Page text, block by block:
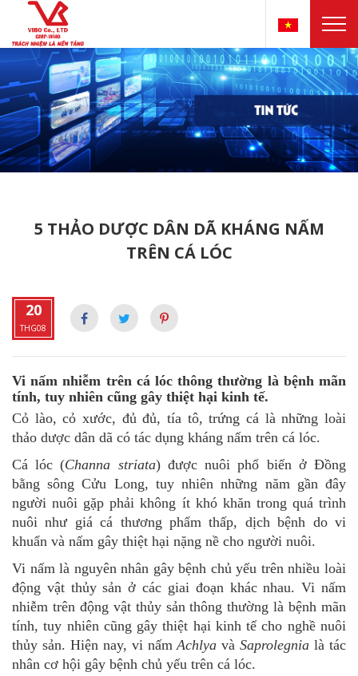
5 THẢO DƯỢC DÂN DÃ KHÁNG NẤM
TRÊN CÁ LÓC
20
THG08
Vi nấm nhiễm trên cá lóc thông thường là bệnh mãn
tính, tuy nhiên cũng gây thiệt hại kinh tế.
Cỏ lào, cỏ xước, đủ đủ, tía tô, trứng cá là những loài
thảo dược dân dã có tác dụng kháng nấm trên cá lóc.
Cá lóc (Channa striata) được nuôi phổ biến ở Đồng
bằng sông Cửu Long, tuy nhiên những năm gần đây
người nuôi gặp phải không ít khó khăn trong quá trình
nuôi như giá cá thương phẩm thấp, dịch bệnh do vi
khuẩn và nấm gây thiệt hại nặng nề cho người nuôi.
Vi nấm là nguyên nhân gây bệnh chủ yếu trên nhiều loài
động vật thủy sản ở các giai đoạn khác nhau. Vi nấm
nhiễm trên động vật thủy sản thông thường là bệnh mãn
tính, tuy nhiên cũng gây thiệt hại kinh tế cho nghề nuôi
thủy sản. Hiện nay, vi nấmAchlya vàSaprolegnia là tác
nhân cơ hội gây bệnh chủ yếu trên cá lóc.